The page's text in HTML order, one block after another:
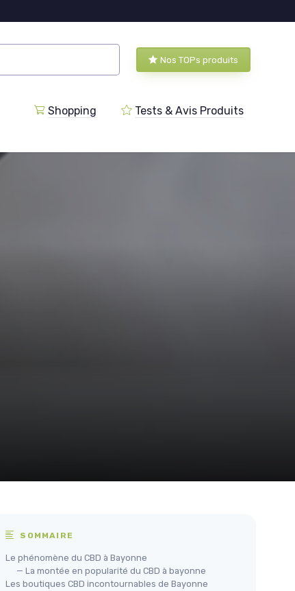
Nos TOPs produits
Shopping Tests & Avis Produits
SOMMAIRE
Le phénomène du CBD à Bayonne
— La montée en popularité du CBD à bayonne
Les boutiques CBD incontournables de Bayonne